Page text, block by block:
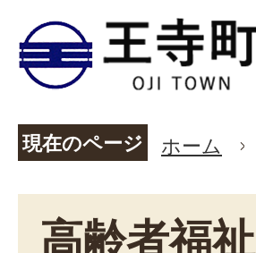
現在のページ ホーム
高齢者福祉